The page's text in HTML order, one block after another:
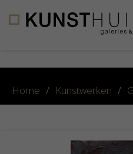
Home / Kunstwerken /